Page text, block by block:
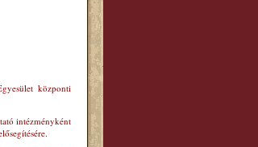
központi
intézményként